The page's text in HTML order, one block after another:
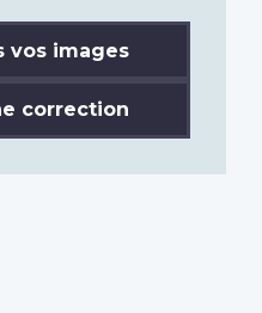
vos images
correction